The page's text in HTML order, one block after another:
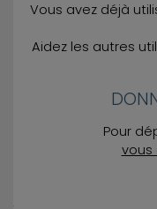
Vous avez déjà
Aidez les autres
Pour
vous